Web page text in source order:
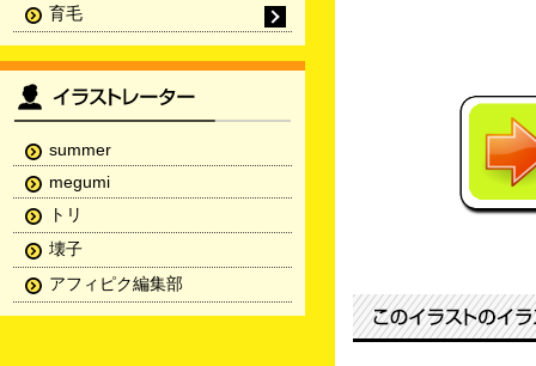
育毛
summer
megumi
トリ
壊子
アフィピク編集部